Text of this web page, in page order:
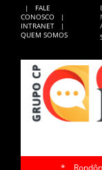
|
FALE
CONOSCO
|
INTRANET
|
QUEM SOMOS
*